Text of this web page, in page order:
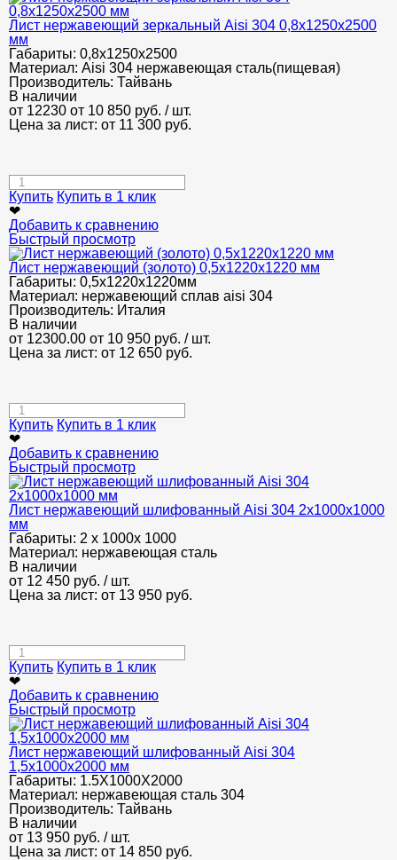
Лист нержавеющий зеркальный Aisi 304 0,8х1250х2500
мм
Габариты: 0,8х1250х2500
Материал: Aisi 304 нержавеющая сталь(пищевая)
Производитель: Тайвань
В наличии
от 12230 от 10 850 руб. / шт.
Цена за лист: от 11 300 руб.
Купить Купить в 1 клик
❤
Добавить к сравнению
Быстрый просмотр
Лист нержавеющий (золото) 0,5х1220х1220 мм
Габариты: 0,5х1220х1220мм
Материал: нержавеющий сплав aisi 304
Производитель: Италия
В наличии
от 12300.00 от 10 950 руб. / шт.
Цена за лист: от 12 650 руб.
Купить Купить в 1 клик
❤
Добавить к сравнению
Быстрый просмотр
Лист нержавеющий шлифованный Aisi 304 2х1000х1000
мм
Габариты: 2 х 1000х 1000
Материал: нержавеющая сталь
В наличии
от 12 450 руб. / шт.
Цена за лист: от 13 950 руб.
Купить Купить в 1 клик
❤
Добавить к сравнению
Быстрый просмотр
Лист нержавеющий шлифованный Aisi 304
1,5х1000х2000 мм
Габариты: 1.5Х1000Х2000
Материал: нержавеющая сталь 304
Производитель: Тайвань
В наличии
от 13 950 руб. / шт.
Цена за лист: от 14 850 руб.